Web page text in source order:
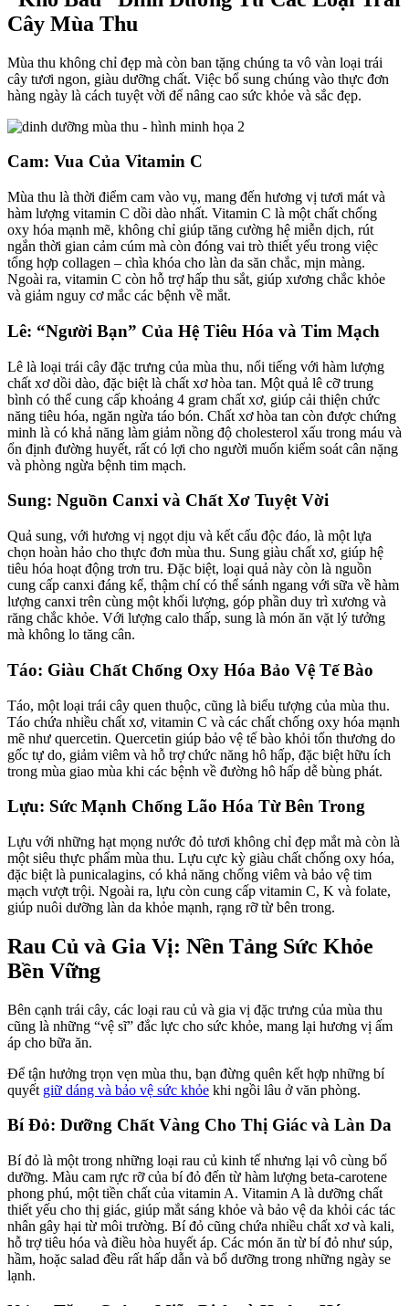
Cây Mùa Thu
Mùa thu không chỉ đẹp mà còn ban tặng chúng ta vô vàn loại trái
cây tươi ngon, giàu dưỡng chất. Việc bổ sung chúng vào thực đơn
hàng ngày là cách tuyệt vời để nâng cao sức khỏe và sắc đẹp.
Cam: Vua Của Vitamin C
Mùa thu là thời điểm cam vào vụ, mang đến hương vị tươi mát và
hàm lượng vitamin C dồi dào nhất. Vitamin C là một chất chống
oxy hóa mạnh mẽ, không chỉ giúp tăng cường hệ miễn dịch, rút
ngắn thời gian cảm cúm mà còn đóng vai trò thiết yếu trong việc
tổng hợp collagen – chìa khóa cho làn da săn chắc, mịn màng.
Ngoài ra, vitamin C còn hỗ trợ hấp thu sắt, giúp xương chắc khỏe
và giảm nguy cơ mắc các bệnh về mắt.
Lê: “Người Bạn” Của Hệ Tiêu Hóa và Tim Mạch
Lê là loại trái cây đặc trưng của mùa thu, nổi tiếng với hàm lượng
chất xơ dồi dào, đặc biệt là chất xơ hòa tan. Một quả lê cỡ trung
bình có thể cung cấp khoảng 4 gram chất xơ, giúp cải thiện chức
năng tiêu hóa, ngăn ngừa táo bón. Chất xơ hòa tan còn được chứng
minh là có khả năng làm giảm nồng độ cholesterol xấu trong máu và
ổn định đường huyết, rất có lợi cho người muốn kiểm soát cân nặng
và phòng ngừa bệnh tim mạch.
Sung: Nguồn Canxi và Chất Xơ Tuyệt Vời
Quả sung, với hương vị ngọt dịu và kết cấu độc đáo, là một lựa
chọn hoàn hảo cho thực đơn mùa thu. Sung giàu chất xơ, giúp hệ
tiêu hóa hoạt động trơn tru. Đặc biệt, loại quả này còn là nguồn
cung cấp canxi đáng kể, thậm chí có thể sánh ngang với sữa về hàm
lượng canxi trên cùng một khối lượng, góp phần duy trì xương và
răng chắc khỏe. Với lượng calo thấp, sung là món ăn vặt lý tưởng
mà không lo tăng cân.
Táo: Giàu Chất Chống Oxy Hóa Bảo Vệ Tế Bào
Táo, một loại trái cây quen thuộc, cũng là biểu tượng của mùa thu.
Táo chứa nhiều chất xơ, vitamin C và các chất chống oxy hóa mạnh
mẽ như quercetin. Quercetin giúp bảo vệ tế bào khỏi tổn thương do
gốc tự do, giảm viêm và hỗ trợ chức năng hô hấp, đặc biệt hữu ích
trong mùa giao mùa khi các bệnh về đường hô hấp dễ bùng phát.
Lựu: Sức Mạnh Chống Lão Hóa Từ Bên Trong
Lựu với những hạt mọng nước đỏ tươi không chỉ đẹp mắt mà còn là
một siêu thực phẩm mùa thu. Lựu cực kỳ giàu chất chống oxy hóa,
đặc biệt là punicalagins, có khả năng chống viêm và bảo vệ tim
mạch vượt trội. Ngoài ra, lựu còn cung cấp vitamin C, K và folate,
giúp nuôi dưỡng làn da khỏe mạnh, rạng rỡ từ bên trong.
Rau Củ và Gia Vị: Nền Tảng Sức Khỏe
Bền Vững
Bên cạnh trái cây, các loại rau củ và gia vị đặc trưng của mùa thu
cũng là những “vệ sĩ” đắc lực cho sức khỏe, mang lại hương vị ấm
áp cho bữa ăn.
Để tận hưởng trọn vẹn mùa thu, bạn đừng quên kết hợp những bí
quyết giữ dáng và bảo vệ sức khỏe khi ngồi lâu ở văn phòng.
Bí Đỏ: Dưỡng Chất Vàng Cho Thị Giác và Làn Da
Bí đỏ là một trong những loại rau củ kinh tế nhưng lại vô cùng bổ
dưỡng. Màu cam rực rỡ của bí đỏ đến từ hàm lượng beta-carotene
phong phú, một tiền chất của vitamin A. Vitamin A là dưỡng chất
thiết yếu cho thị giác, giúp mắt sáng khỏe và bảo vệ da khỏi các tác
nhân gây hại từ môi trường. Bí đỏ cũng chứa nhiều chất xơ và kali,
hỗ trợ tiêu hóa và điều hòa huyết áp. Các món ăn từ bí đỏ như súp,
hầm, hoặc salad đều rất hấp dẫn và bổ dưỡng trong những ngày se
lạnh.